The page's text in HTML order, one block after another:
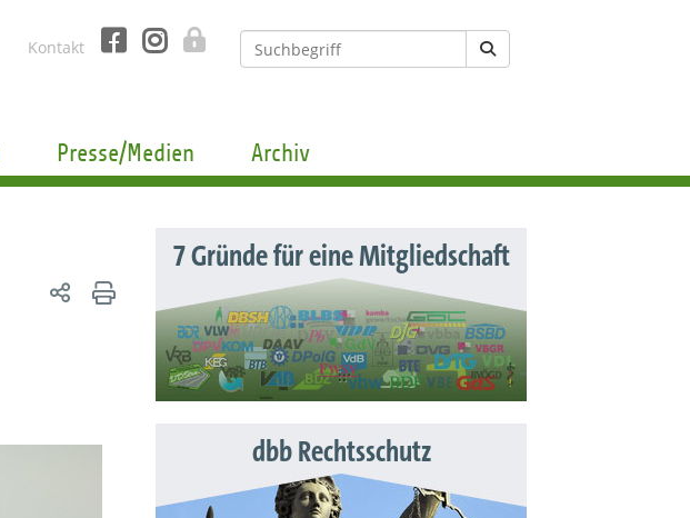
Kontakt
Presse/Medien Archiv
7 Gründe für eine Mitgliedschaft
dbb Rechtsschutz